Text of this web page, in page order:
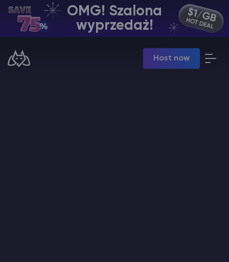
OMG! Szalona
wyprzedaż!
Host now
PL | USD
Manage your servers & payments